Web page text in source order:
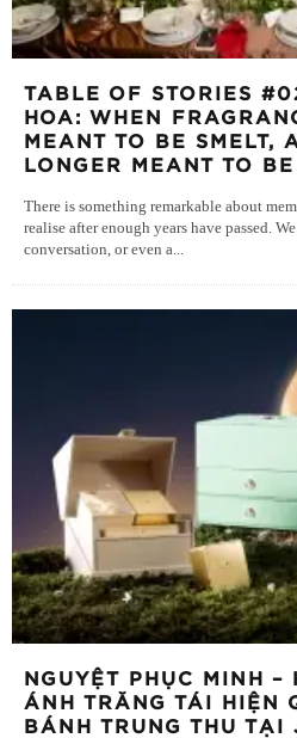
TABLE OF STORIES
HOA: WHEN
MEANT TO BE SMELT,
LONGER MEANT TO
There is something remarkable about
realise after enough years have passed.
conversation, or even a...
NGUYỆT PHỤC MINH –
ÁNH TRĂNG TÁI HIỆN
BÁNH TRUNG THU TẠI